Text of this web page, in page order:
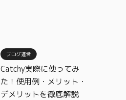
ブログ運営
Catchy実際に使ってみ
た！使用例・メリット・
デメリットを徹底解説